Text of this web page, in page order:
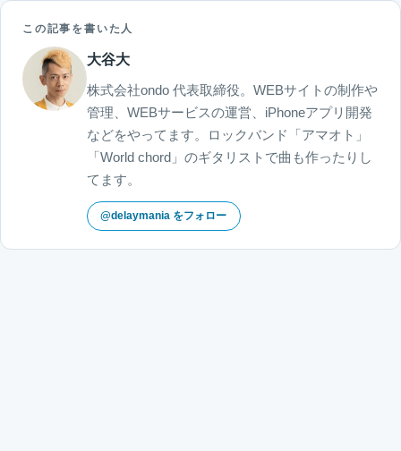
この記事を書いた人
大谷大
株式会社ondo 代表取締役。WEBサイトの制作や
管理、WEBサービスの運営、iPhoneアプリ開発
などをやってます。ロックバンド「アマオト」
「World chord」のギタリストで曲も作ったりし
てます。
@delaymania をフォロー